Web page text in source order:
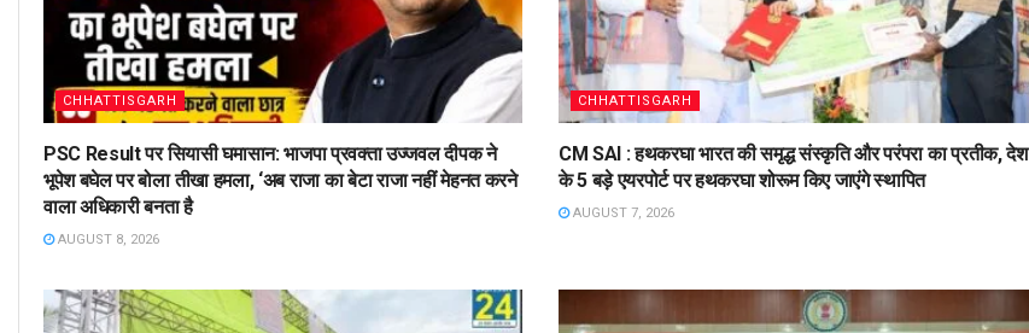
CHHATTISGARH
PSC Result पर सियासी घमासान: भाजपा प्रवक्ता उज्जवल दीपक ने
भूपेश बघेल पर बोला तीखा हमला, ‘अब राजा का बेटा राजा नहीं मेहनत करने
वाला अधिकारी बनता है
AUGUST 8, 2026
CHHATTISGARH
CM SAI : हथकरघा भारत की समृद्ध संस्कृति और परंपरा का प्रतीक, देश
के 5 बड़े एयरपोर्ट पर हथकरघा शोरूम किए जाएंगे स्थापित
AUGUST 7, 2026